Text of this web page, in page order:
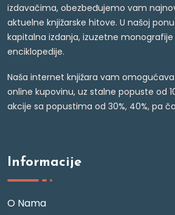
izdavačima, obezbeđujemo vam
aktuelne knjižarske hitove. U našoj
kapitalna izdanja, izuzetne
enciklopedije.
Naša internet knjižara vam
online kupovinu, uz stalne popuste od
akcije sa popustima od 30%, 40%, pa
Informacije
O Nama